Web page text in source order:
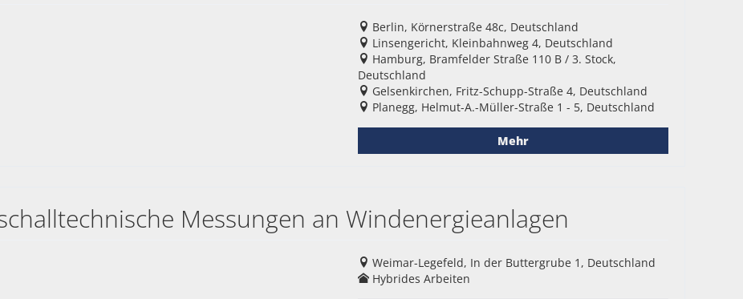
Berlin, Körnerstraße 48c, Deutschland
Linsengericht, Kleinbahnweg 4, Deutschland
Hamburg, Bramfelder Straße 110 B / 3. Stock,
Deutschland
Gelsenkirchen, Fritz-Schupp-Straße 4, Deutschland
Planegg, Helmut-A.-Müller-Straße 1 - 5, Deutschland
Mehr
Messungen an Windenergieanlagen
Weimar-Legefeld, In der Buttergrube 1, Deutschland
Hybrides Arbeiten